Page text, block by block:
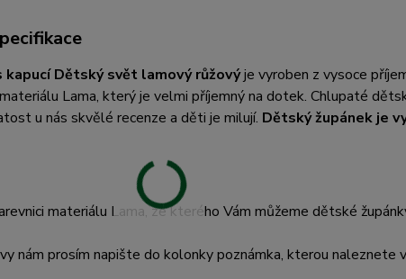
kapucí Dětský svět lamový růžovýje vyroben z vysoce
Lama, který je velmi příjemný na dotek. Chlupaté
u nás skvělé recenze a děti je milují. Dětský župánek je
materiálu Lama, ze kterého Vám můžeme dětské
nám prosím napište do kolonky poznámka, kterou naleznete